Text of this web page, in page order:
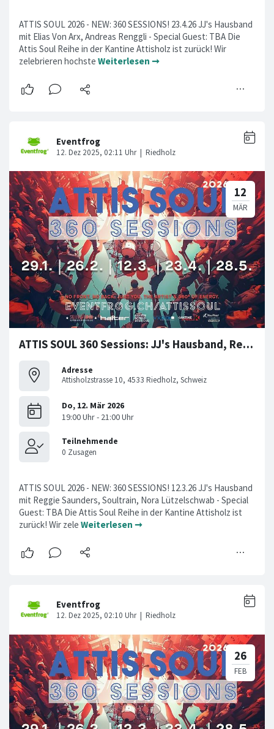
ATTIS SOUL 2026 - NEW: 360 SESSIONS! 23.4.26 JJ's Hausband
mit Elias Von Arx, Andreas Renggli - Special Guest: TBA Die
Attis Soul Reihe in der Kantine Attisholz ist zurück! Wir
zelebrieren hochste Weiterlesen ➞
ATTIS SOUL 360 Sessions: JJ's Hausband, Reggie Saunders etc
Adresse
Attisholzstrasse 10, 4533 Riedholz, Schweiz
ATTIS SOUL 2026 - NEW: 360 SESSIONS! 12.3.26 JJ's Hausband
mit Reggie Saunders, Soultrain, Nora Lützelschwab - Special
Guest: TBA Die Attis Soul Reihe in der Kantine Attisholz ist
zurück! Wir zele Weiterlesen ➞